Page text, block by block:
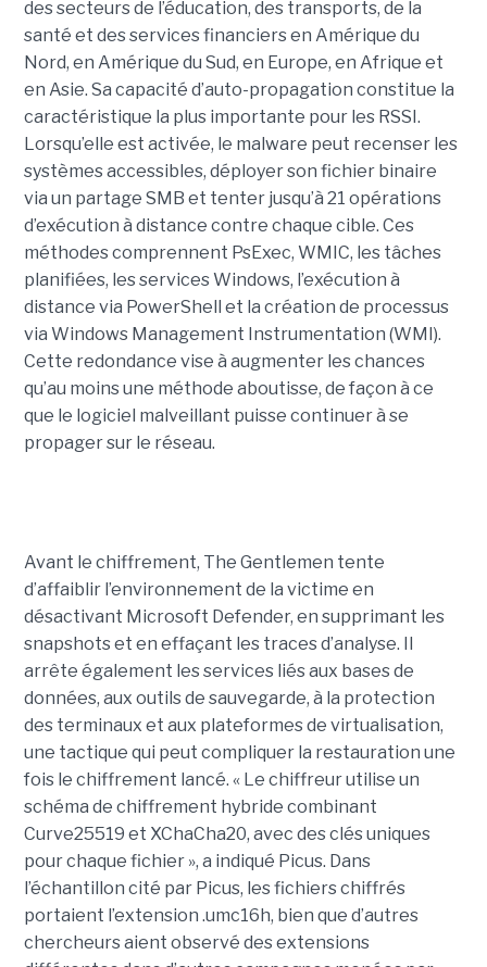
des secteurs de l’éducation, des transports, de la
santé et des services financiers en Amérique du
Nord, en Amérique du Sud, en Europe, en Afrique et
en Asie. Sa capacité d’auto-propagation constitue la
caractéristique la plus importante pour les RSSI.
Lorsqu’elle est activée, le malware peut recenser les
systèmes accessibles, déployer son fichier binaire
via un partage SMB et tenter jusqu’à 21 opérations
d’exécution à distance contre chaque cible. Ces
méthodes comprennent PsExec, WMIC, les tâches
planifiées, les services Windows, l’exécution à
distance via PowerShell et la création de processus
via Windows Management Instrumentation (WMI).
Cette redondance vise à augmenter les chances
qu’au moins une méthode aboutisse, de façon à ce
que le logiciel malveillant puisse continuer à se
propager sur le réseau.
Avant le chiffrement, The Gentlemen tente
d’affaiblir l’environnement de la victime en
désactivant Microsoft Defender, en supprimant les
snapshots et en effaçant les traces d’analyse. Il
arrête également les services liés aux bases de
données, aux outils de sauvegarde, à la protection
des terminaux et aux plateformes de virtualisation,
une tactique qui peut compliquer la restauration une
fois le chiffrement lancé. « Le chiffreur utilise un
schéma de chiffrement hybride combinant
Curve25519 et XChaCha20, avec des clés uniques
pour chaque fichier », a indiqué Picus. Dans
l’échantillon cité par Picus, les fichiers chiffrés
portaient l’extension .umc16h, bien que d’autres
chercheurs aient observé des extensions